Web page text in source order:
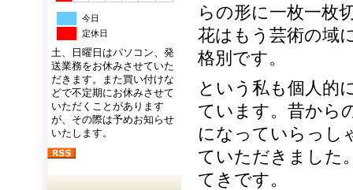
今日
定休日
土、日曜日はパソコン、発
送業務をお休みさせていた
だきます。また買い付けな
どで不定期にお休みさせて
いただくことがあります
が、その際は予めお知らせ
いたします。
らの形に一枚一枚
花はもう芸術の域
格別です。
という私も個人的
ています。昔から
になっていらっし
ていただきました
てきです。